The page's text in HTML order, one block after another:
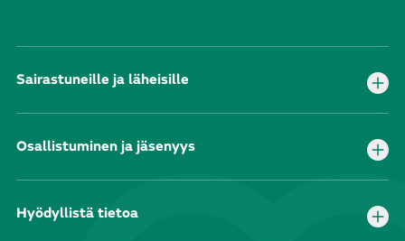
Sairastuneille ja läheisille
Osallistuminen ja jäsenyys
Hyödyllistä tietoa